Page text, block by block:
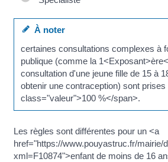
À noter
certaines consultations complexes à
publique (comme la
consultation d'une jeune fille de 15 à
obtenir une contraception) sont
class="valeur">100 %</span>.
Les règles sont différentes pour un <a
href="https://www.pouyastruc.fr/mairie/
xml=F10874">enfant de moins de 16